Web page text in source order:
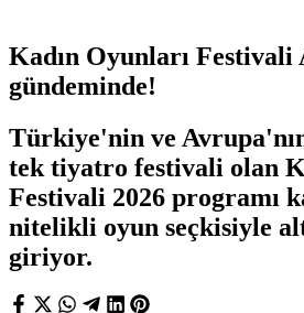
Kadın Oyunları Festivali
gündeminde!
Türkiye'nin ve
tek tiyatro festivali olan
Festivali 2026 programı
nitelikli oyun seçkisiyle
giriyor.